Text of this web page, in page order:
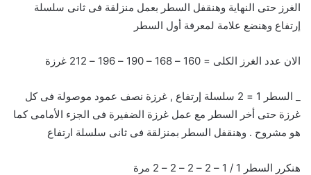
الغرز حتى النهاية وهنقفل السطر بعمل منزلقة فى ثانى سلسلة
إرتفاع وهنضع علامة لمعرفة أول السطر
الان عدد الغرز الكلى = 160 – 168 – 190 – 196 – 212 غرزة
_ السطر 1 = 2 سلسلة إرتفاع , غرزة نصف عمود موصولة فى كل
غرزة حتى أخر السطر مع عمل غرزة الضفيرة فى الجزء الأمامى كما
هو مشروح . وهنقفل السطر بمنزلقة فى ثانى سلسلة ارتفاع
هنكرر السطر 1 / 1 – 2 – 2 – 2 – 2 مرة